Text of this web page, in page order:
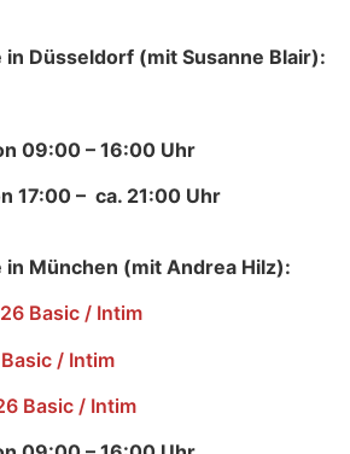
in Düsseldorf (mit Susanne Blair):
09:00 – 16:00 Uhr
17:00 – ca. 21:00 Uhr
in München (mit Andrea Hilz):
Basic / Intim
/ Intim
Basic / Intim